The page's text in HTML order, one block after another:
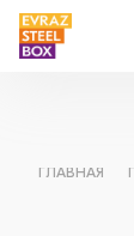
ГЛАВНАЯ